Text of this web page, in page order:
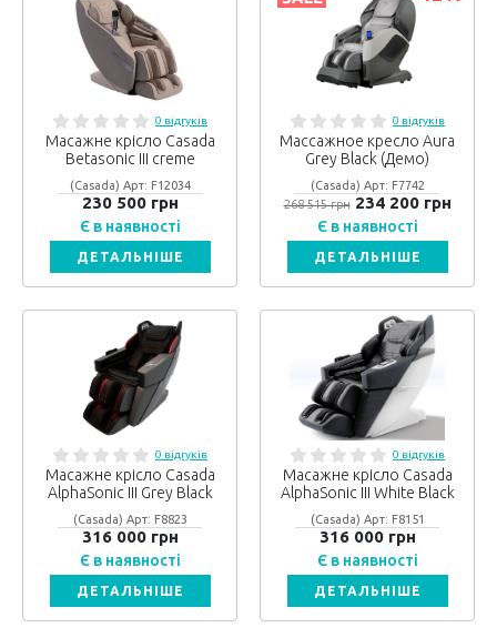
0 відгуків
Масажне крісло Casada
Betasonic III creme
(Casada) Арт: F12034
230 500 грн
Є в наявності
ДЕТАЛЬНІШЕ
0 відгуків
Массажное кресло Aura
Grey Black (Демо)
(Casada) Арт: F7742
268 515 грн234 200 грн
Є в наявності
ДЕТАЛЬНІШЕ
0 відгуків
Масажне крісло Casada
AlphaSonic III Grey Black
(Casada) Арт: F8823
316 000 грн
Є в наявності
ДЕТАЛЬНІШЕ
0 відгуків
Масажне крісло Casada
AlphaSonic III White Black
(Casada) Арт: F8151
316 000 грн
Є в наявності
ДЕТАЛЬНІШЕ